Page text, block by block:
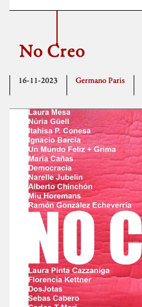
No Creo
16-11-2023 Germano Paris